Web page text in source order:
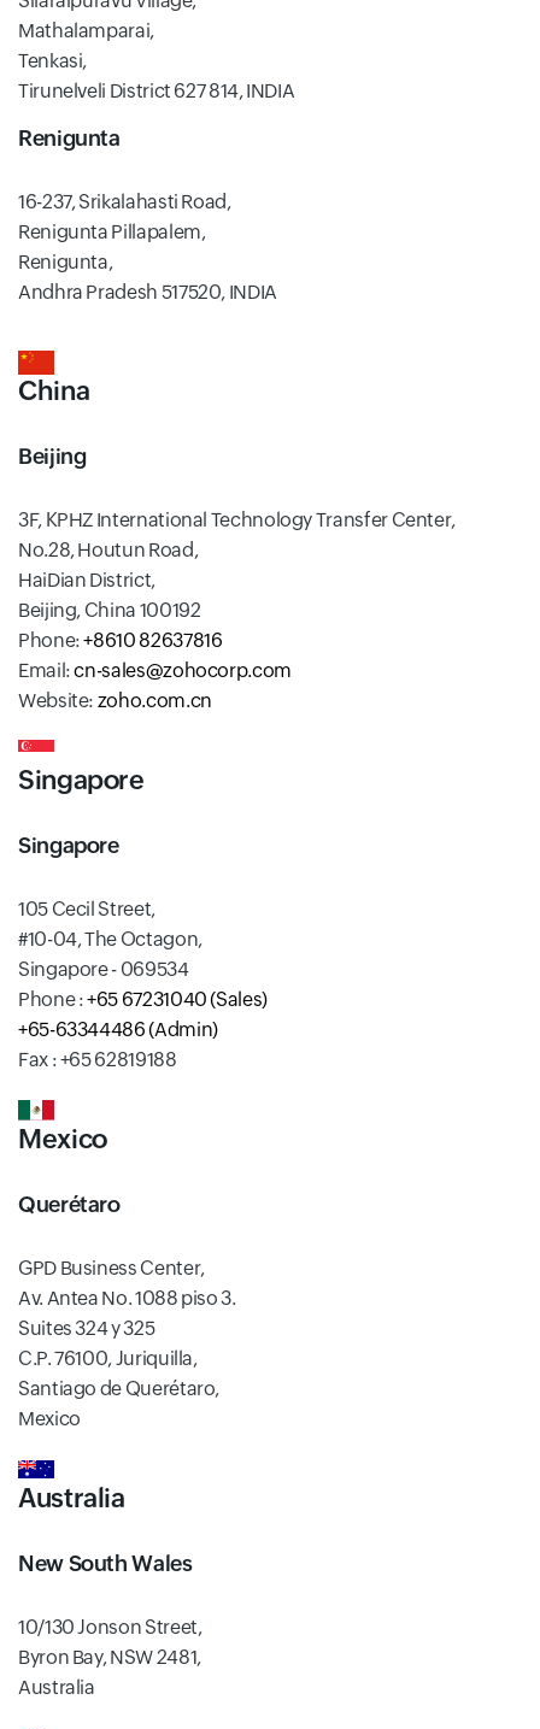
Mathalamparai,
Tenkasi,
Tirunelveli District 627 814, INDIA
Renigunta
16-237, Srikalahasti Road,
Renigunta Pillapalem,
Renigunta,
Andhra Pradesh 517520, INDIA
China
Beijing
3F, KPHZ International Technology Transfer Center,
No.28, Houtun Road,
HaiDian District,
Beijing, China 100192
Phone:+8610 82637816
Email:cn-sales@zohocorp.com
Website: zoho.com.cn
Singapore
Singapore
105 Cecil Street,
#10-04, The Octagon,
Singapore - 069534
Phone :+65 67231040 (Sales)
+65-63344486 (Admin)
Fax : +65 62819188
Mexico
Querétaro
GPD Business Center,
Av. Antea No. 1088 piso 3.
Suites 324 y 325
C.P. 76100, Juriquilla,
Santiago de Querétaro,
Mexico
Australia
New South Wales
10/130 Jonson Street,
Byron Bay, NSW 2481,
Australia